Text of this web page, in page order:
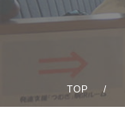
TOP